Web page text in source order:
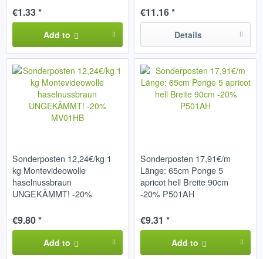
€1.33 *
Add to
€11.16 *
Details
Sonderposten 12,24€/kg 1
kg Montevideowolle
haselnussbraun
UNGEKÄMMT! -20%
€9.80 *
Add to
Sonderposten 17,91€/m
Länge: 65cm Ponge 5
apricot hell Breite 90cm
-20% P501AH
€9.31 *
Add to